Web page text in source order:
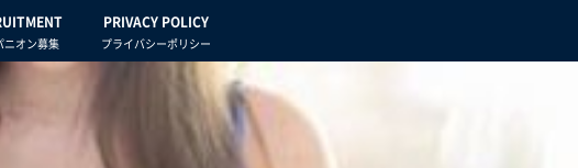
ニオン募集
PRIVACY POLICY
プライバシーポリシー